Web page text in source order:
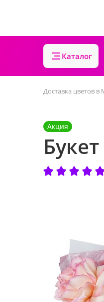
Каталог
Доставка цветов в
Акция